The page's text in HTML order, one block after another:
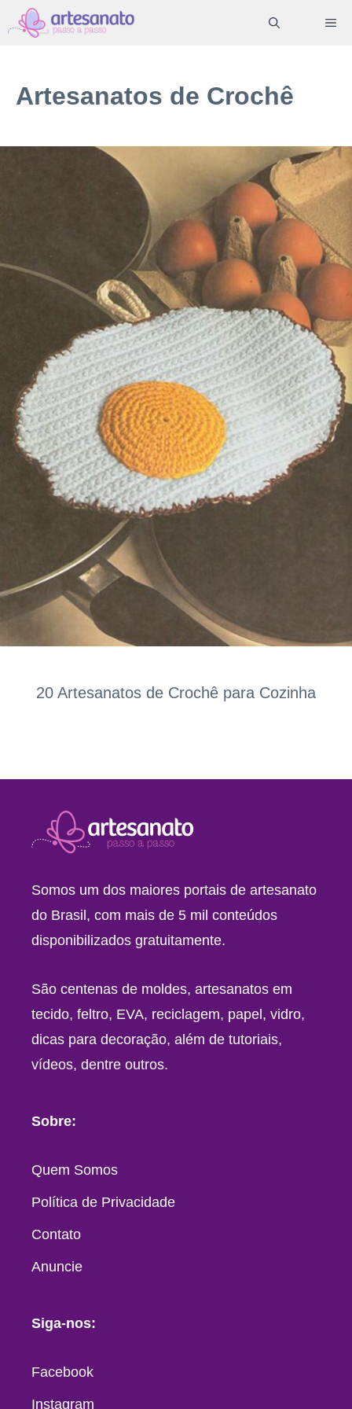
Pular
para
conteúdo
Artesanatos de Crochê
20 Artesanatos de Crochê para Cozinha
Somos um dos maiores portais de artesanato
do Brasil, com mais de 5 mil conteúdos
disponibilizados gratuitamente.
São centenas de moldes, artesanatos em
tecido, feltro, EVA, reciclagem, papel, vidro,
dicas para decoração, além de tutoriais,
vídeos, dentre outros.
Sobre:
Quem Somos
Política de Privacidade
Contato
Anuncie
Siga-nos:
Facebook
Instagram